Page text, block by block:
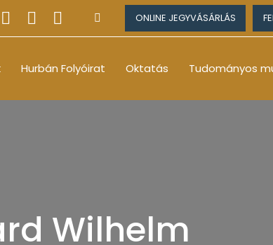
ONLINE JEGYVÁSÁRLÁS
Hurbán Folyóirat Oktatás Tudományos
Wilhelm